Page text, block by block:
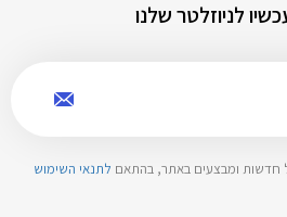
לניוזלטר שלנו
חדשות ומבצעים באתר, בהתאם לתנאי השימוש